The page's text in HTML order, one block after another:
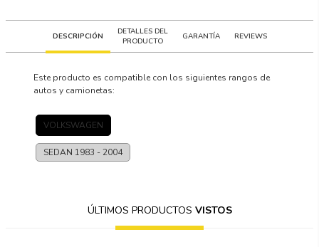
DESCRIPCIÓN
DETALLES DEL
PRODUCTO
GARANTÍA REVIEWS
Este producto es compatible con los siguientes rangos de
autos y camionetas:
VOLKSWAGEN
SEDAN 1983 - 2004
ÚLTIMOS PRODUCTOS VISTOS